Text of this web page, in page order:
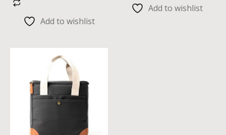
Add to wishlist
Add to wishlist